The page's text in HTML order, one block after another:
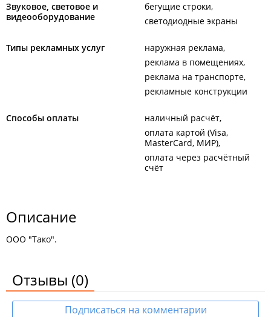
Звуковое, световое и
видеооборудование
бегущие строки
светодиодные экраны
Типы рекламных услуг
наружная реклама
реклама в помещениях
реклама на транспорте
рекламные конструкции
Способы оплаты
наличный расчёт
оплата картой (Visa,
MasterCard, МИР)
оплата через расчётный
счёт
Описание
ООО "Тако".
Отзывы (0)
Подписаться на комментарии